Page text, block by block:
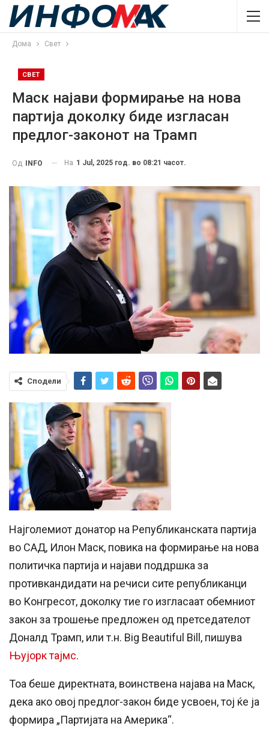
Дома Свет
СВЕТ
Маск најави формирање на нова
партија доколку биде изгласан
предлог-законот на Трамп
Од INFO На 1 Jul, 2025 год. во 08:21 часот.
Сподели
Најголемиот донатор на Републиканската партија
во САД, Илон Маск, повика на формирање на нова
политичка партија и најави поддршка за
противкандидати на речиси сите републиканци
во Конгресот, доколку тие го изгласаат обемниот
закон за трошење предложен од претседателот
Доналд Трамп, или т.н. Big Beautiful Bill, пишува
Њујорк тајмс.
Тоа беше директната, воинствена најава на Маск,
дека ако овој предлог-закон биде усвоен, тој ќе ја
формира „Партијата на Америка“.